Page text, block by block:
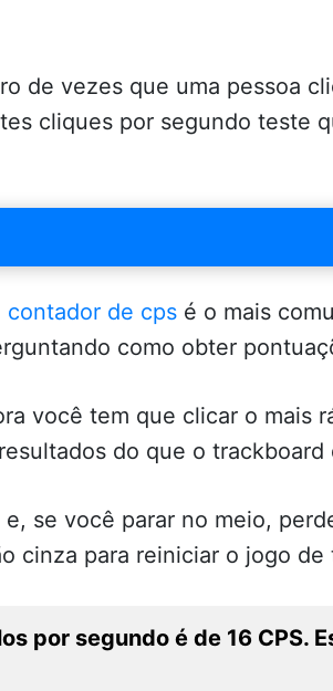
de vezes que uma pessoa
cliques por segundo teste
contador de cps é o mais
como obter
você tem que clicar o mais
do que o trackboard
se você parar no meio,
cinza para reiniciar o jogo
por segundo é de 16 CPS.